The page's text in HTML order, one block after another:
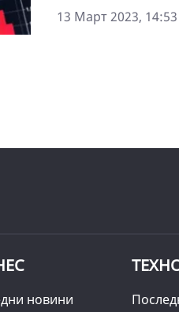
13 Март 2023, 14:53
новини